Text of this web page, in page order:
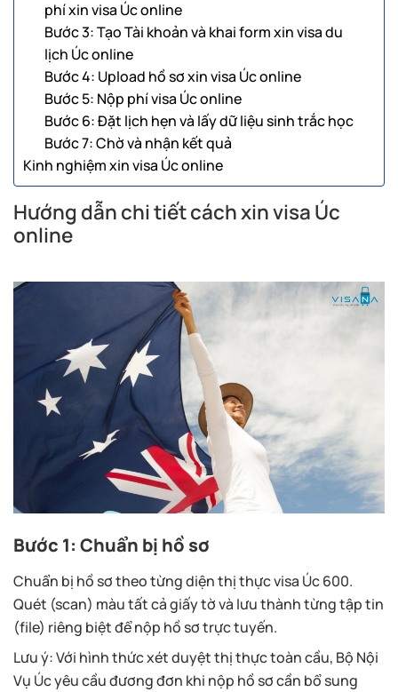
phí xin visa Úc online
Bước 3: Tạo Tài khoản và khai form xin visa du
lịch Úc online
Bước 4: Upload hồ sơ xin visa Úc online
Bước 5: Nộp phí visa Úc online
Bước 6: Đặt lịch hẹn và lấy dữ liệu sinh trắc học
Bước 7: Chờ và nhận kết quả
Kinh nghiệm xin visa Úc online
Hướng dẫn chi tiết cách xin visa Úc
online
Bước 1: Chuẩn bị hồ sơ
Chuẩn bị hồ sơ theo từng diện thị thực visa Úc 600.
Quét (scan) màu tất cả giấy tờ và lưu thành từng tập tin
(file) riêng biệt để nộp hồ sơ trực tuyến.
Lưu ý: Với hình thức xét duyệt thị thực toàn cầu, Bộ Nội
Vụ Úc yêu cầu đương đơn khi nộp hồ sơ cần bổ sung